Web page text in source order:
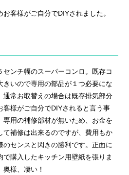
客様がご自分でDIYされました。
センチ幅のスーパーコンロ。既存コ
きいので専用の部品が１つ必要にな
通常お取替えの場合は既存排気部分
客様がご自分でDIYされると言う事
専用の補修部材が無いため、お金を
て補修は出来るのですが、費用もか
のセンスと閃きの勝利です。正面に
購入したキッチン用壁紙を張りま
様、凄い！